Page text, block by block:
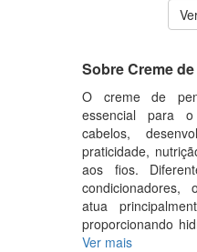
Sobre Creme
O creme de
essencial para
cabelos,
praticidade,
aos fios.
atua
proporcionando
Ver mais